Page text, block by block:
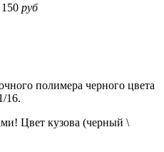
руб
полимера черного цвета
16.
Цвет кузова (черный \